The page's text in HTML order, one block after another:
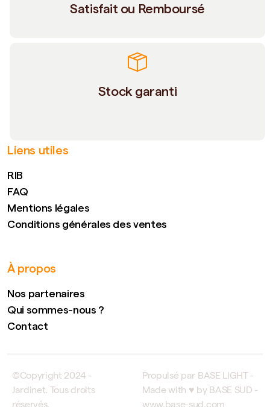
Satisfait ou Remboursé
Stock garanti
Liens utiles
RIB
FAQ
Mentions légales
Conditions générales des ventes
À propos
Nos partenaires
Qui sommes-nous ?
Contact
©Copyright 2024 -
Jardinet. Tous droits
Propulsé par BASE LIGHT -
Made with ♥ by BASE SUD -